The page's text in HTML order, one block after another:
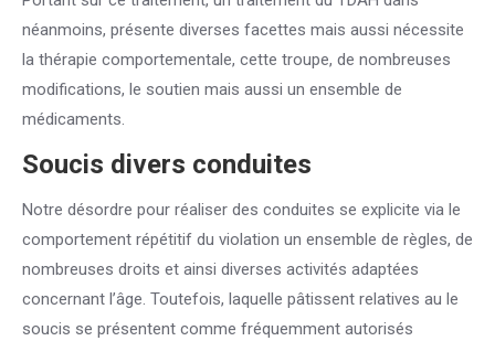
néanmoins, présente diverses facettes mais aussi nécessite
la thérapie comportementale, cette troupe, de nombreuses
modifications, le soutien mais aussi un ensemble de
médicaments.
Soucis divers conduites
Notre désordre pour réaliser des conduites se explicite via le
comportement répétitif du violation un ensemble de règles, de
nombreuses droits et ainsi diverses activités adaptées
concernant l’âge. Toutefois, laquelle pâtissent relatives au le
soucis se présentent comme fréquemment autorisés